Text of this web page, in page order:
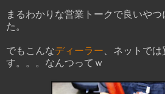
まるわかりな営業トークで良いや
た。
でもこんなディーラー 、ネットで
す。。。なんつってｗ